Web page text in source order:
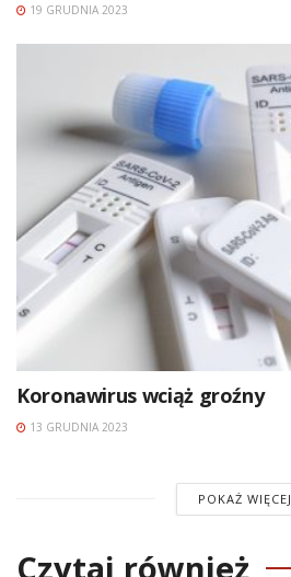
19 GRUDNIA 2023
Koronawirus wciąż groźny
13 GRUDNIA 2023
POKAŻ WIĘCEJ
Czytaj również